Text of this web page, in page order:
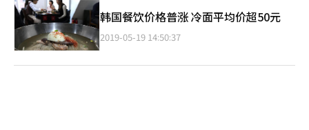
韩国餐饮价格普涨 冷面平均价超50元
2019-05-19 14:50:37